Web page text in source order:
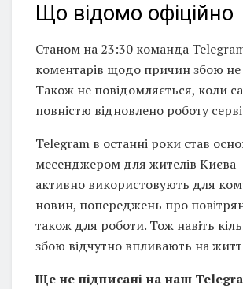
Що відомо офіційно
Станом на 23:30 команда
коментарів щодо причин збою не
Також не повідомляється, коли
повністю відновлено роботу
Telegram в останні роки став
месенджером для жителів Києва
активно використовують для
новин, попереджень про
також для роботи. Тож навіть
збою відчутно впливають на
Ще не підписані на наш